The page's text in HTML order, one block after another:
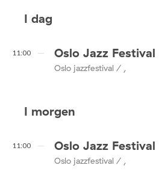
I dag
11:00 Oslo Jazz Festival
Oslo jazzfestival / ,
I morgen
11:00 Oslo Jazz Festival
Oslo jazzfestival / ,